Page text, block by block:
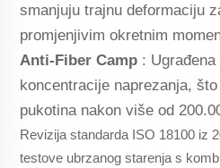
smanjuju trajnu deformaciju
promjenjivim okretnim
Anti-Fiber Camp :
koncentracije naprezanja,
pukotina nakon više od
Revizija standarda ISO 18100 iz
testove ubrzanog starenja s